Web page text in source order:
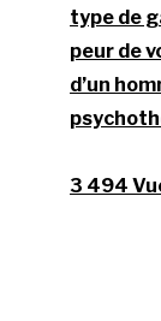
type de
peur de
d’un
3 494